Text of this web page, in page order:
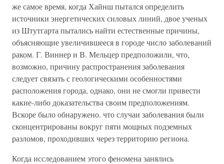
же самое время, когда Хайнш пытался определить
источники энергетических силовых линий, двое ученых
из Штутгарта пытались найти естественные причины,
объясняющие увеличившееся в городе число заболеваний
раком. Г. Виннер и В. Мельцер предположили, что,
возможно, причину распространения заболевания
следует связать с геологическими особенностями
расположения города, однако, они не смогли привести
какие-либо доказательства своим предположениям.
Вскоре было обнаружено. что случаи заболевания были
сконцентрированы вокруг пяти мощных подземных
разломов, проходивших через территорию региона.
Когда исследованием этого феномена занялись